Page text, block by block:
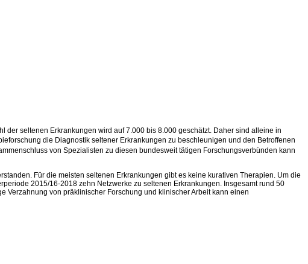
seltenen Erkrankungen wird auf 7.000 bis 8.000 geschätzt. Daher sind alleine in
die Diagnostik seltener Erkrankungen zu beschleunigen und den Betroffenen
von Spezialisten zu diesen bundesweit tätigen Forschungsverbünden kann
Für die meisten seltenen Erkrankungen gibt es keine kurativen Therapien. Um die
2015/16-2018 zehn Netzwerke zu seltenen Erkrankungen. Insgesamt rund 50
von präklinischer Forschung und klinischer Arbeit kann einen